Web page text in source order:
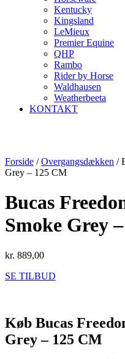
Kentucky
Kingsland
LeMieux
Premier Equine
QHP
Rambo
Rider by Horse
Waldhausen
Weatherbeeta
KONTAKT
Forside /Overgangsdækken /
Grey – 125 CM
Bucas
Smoke Grey
kr. 889,00
SE TILBUD
Køb Bucas
Grey – 125 CM